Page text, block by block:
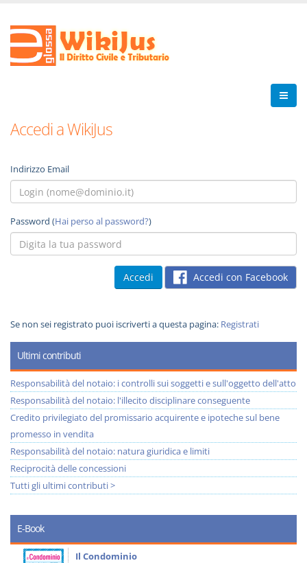
Accedi a WikiJus
Indirizzo Email
Password (Hai perso al password?)
Accedi con Facebook
Se non sei registrato puoi iscriverti a questa pagina: Registrati
Ultimi contributi
Responsabilità del notaio: i controlli sui soggetti e sull'oggetto dell'atto
Responsabilità del notaio: l'illecito disciplinare conseguente
Credito privilegiato del promissario acquirente e ipoteche sul bene
promesso in vendita
Responsabilità del notaio: natura giuridica e limiti
Reciprocità delle concessioni
Tutti gli ultimi contributi >
E-Book
Il Condominio